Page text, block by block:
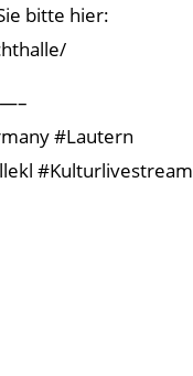
bitte hier:
#Lautern
#Kulturlivestream